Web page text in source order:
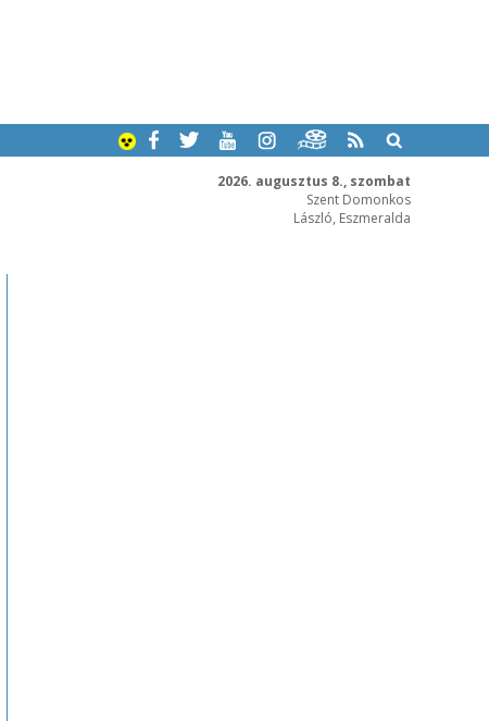
2026. augusztus 8., szombat
Szent Domonkos
László, Eszmeralda